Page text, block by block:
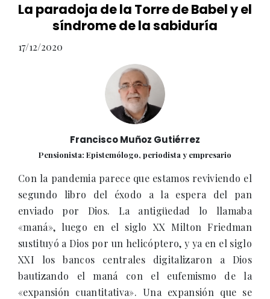
La paradoja de la Torre de Babel y el
síndrome de la sabiduría
17/12/2020
Francisco Muñoz Gutiérrez
Pensionista: Epistemólogo, periodista y empresario
Con la pandemia parece que estamos reviviendo el
segundo libro del éxodo a la espera del pan
enviado por Dios. La antigüedad lo llamaba
«maná», luego en el siglo XX Milton Friedman
sustituyó a Dios por un helicóptero, y ya en el siglo
XXI los bancos centrales digitalizaron a Dios
bautizando el maná con el eufemismo de la
«expansión cuantitativa». Una expansión que se